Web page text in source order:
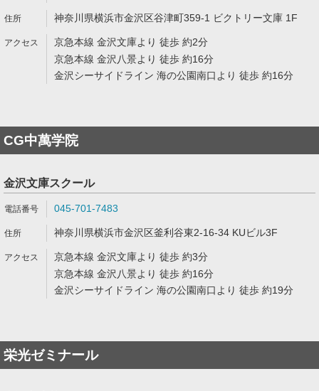
神奈川県横浜市金沢区谷津町359-1 ビクトリー文庫 1F
京急本線 金沢文庫より 徒歩 約2分
京急本線 金沢八景より 徒歩 約16分
金沢シーサイドライン 海の公園南口より 徒歩 約16分
CG中萬学院
金沢文庫スクール
045-701-7483
神奈川県横浜市金沢区釜利谷東2-16-34 KUビル3F
京急本線 金沢文庫より 徒歩 約3分
京急本線 金沢八景より 徒歩 約16分
金沢シーサイドライン 海の公園南口より 徒歩 約19分
栄光ゼミナール